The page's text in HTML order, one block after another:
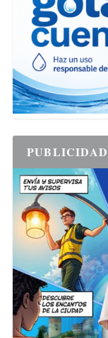
PUBLICIDAD